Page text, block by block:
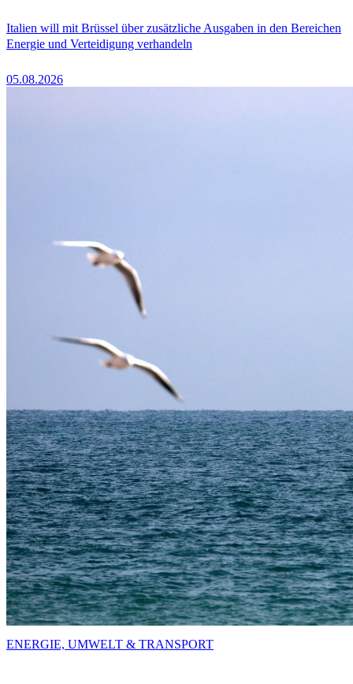
Italien will mit Brüssel über zusätzliche Ausgaben in den Bereichen
Energie und Verteidigung verhandeln
05.08.2026
ENERGIE, UMWELT & TRANSPORT